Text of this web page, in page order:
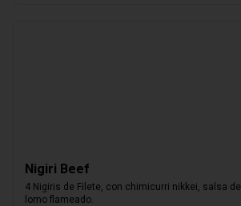
Nigiri Beef
4 Nigiris de Filete, con chimicurri nikkei, salsa de
lomo flameado.